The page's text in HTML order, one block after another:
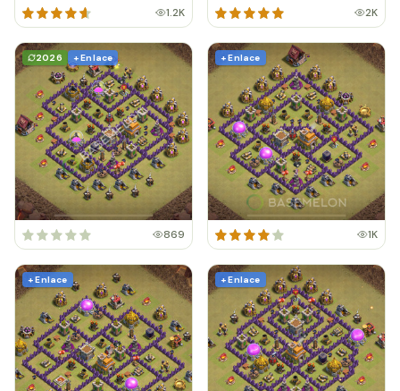
1.2K 2K
2026 + Enlace
869
+ Enlace
1K
+ Enlace + Enlace